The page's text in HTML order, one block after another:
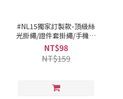
#NL15獨家訂製款-頂級絲
光掛繩/證件套掛繩/手機掛
繩 - 灰
NT$98
NT$159